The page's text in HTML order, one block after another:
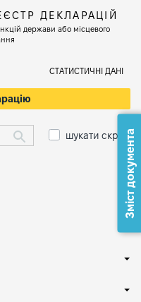
ДЕКЛАРАЦІЙ
держави або місцевого
СТАТИСТИЧНІ ДАНІ
шукати скрізьЗміст документа